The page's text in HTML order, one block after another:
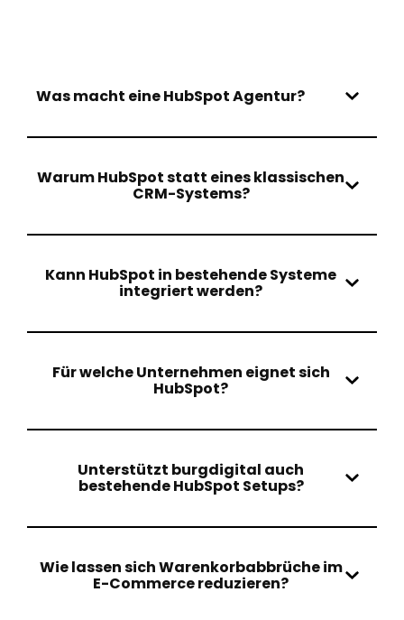
Was macht eine HubSpot Agentur?
Warum HubSpot statt eines klassischen
CRM-Systems?
Kann HubSpot in bestehende Systeme
integriert werden?
Für welche Unternehmen eignet sich
HubSpot?
Unterstützt burgdigital auch
bestehende HubSpot Setups?
Wie lassen sich Warenkorbabbrüche im
E-Commerce reduzieren?